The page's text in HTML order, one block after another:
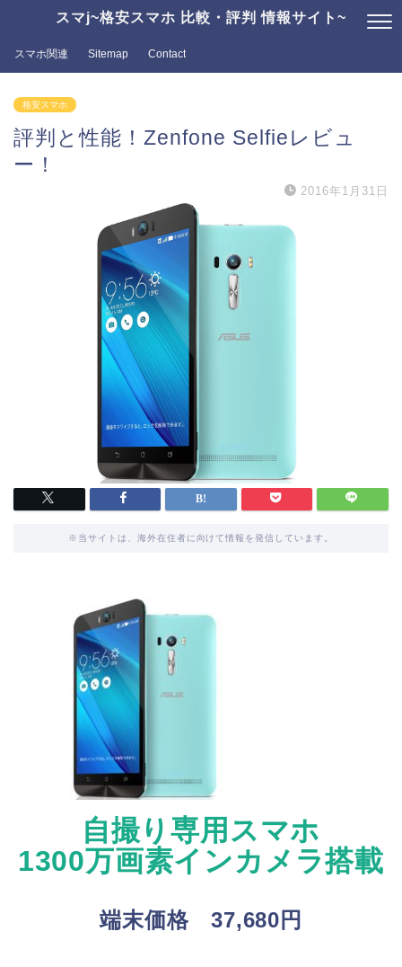
スマj~格安スマホ 比較・評判 情報サイト~
スマホ関連 Sitemap Contact
格安スマホ
評判と性能！Zenfone Selfieレビュ
ー！
2016年1月31日
※当サイトは、海外在住者に向けて情報を発信しています。
自撮り専用スマホ
1300万画素インカメラ搭載
端末価格 37,680円